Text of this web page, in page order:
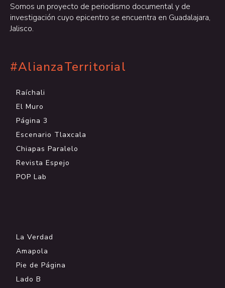
Somos un proyecto de periodismo documental y de
investigación cuyo epicentro se encuentra en Guadalajara,
Jalisco.
#AlianzaTerritorial
Raíchali
El Muro
Página 3
Escenario Tlaxcala
Chiapas Paralelo
Revista Espejo
POP Lab
La Verdad
Amapola
Pie de Página
Lado B